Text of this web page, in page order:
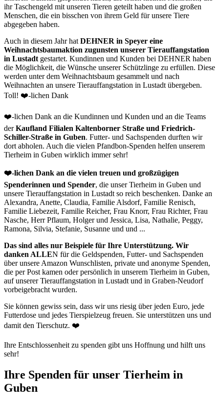
ihr Taschengeld mit unseren Tieren geteilt haben und die großen
Menschen, die ein bisschen von ihrem Geld für unsere Tiere
abgegeben haben.
Auch in diesem Jahr hat DEHNER in Speyer eine
Weihnachtsbaumaktion zugunsten unserer Tierauffangstation
in Lustadt gestartet. Kundinnen und Kunden bei DEHNER haben
die Möglichkeit, die Wünsche unserer Schützlinge zu erfüllen. Diese
werden unter dem Weihnachtsbaum gesammelt und nach
Weihnachten an unsere Tierauffangstation in Lustadt übergeben.
Toll! ❤️-lichen Dank
❤️-lichen Dank an die Kundinnen und Kunden und an die Teams
derKaufland Filialen Kaltenborner Straße und Friedrich-
Schiller-Straße in Guben. Futter- und Sachspenden durften wir
dort abholen. Auch die vielen Pfandbon-Spenden helfen unserem
Tierheim in Guben wirklich immer sehr!
❤️-lichen Dank an die vielen treuen und großzügigen
Spenderinnen und Spender, die unser Tierheim in Guben und
unsere Tierauffangstation in Lustadt so reich beschenken. Danke an
Alexandra, Anette, Claudia, Familie Alsdorf, Familie Renisch,
Familie Liebezeit, Familie Reicher, Frau Knorr, Frau Richter, Frau
Nasche, Herr Pflaum, Holger und Jessica, Lisa, Nathalie, Peggy,
Ramona, Silvia, Stefanie, Susanne und und ...
Das sind alles nur Beispiele für Ihre Unterstützung. Wir
danken ALLEN für die Geldspenden, Futter- und Sachspenden
über unsere Amazon Wunschlisten, private und anonyme Spenden,
die per Post kamen oder persönlich in unserem Tierheim in Guben,
auf unserer Tierauffangstation in Lustadt und in Graben-Neudorf
vorbeigebracht wurden.
Sie können gewiss sein, dass wir uns riesig über jeden Euro, jede
Futterdose und jedes Tierspielzeug freuen. Sie unterstützen uns und
damit den Tierschutz. ❤️
Ihre Entschlossenheit zu spenden gibt uns Hoffnung und hilft uns
sehr!
Ihre Spenden für unser Tierheim in
Guben